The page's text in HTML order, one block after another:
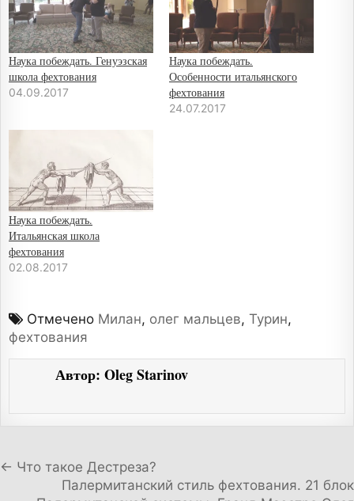
Наука побеждать. Генуэзская
школа фехтования
04.09.2017
Наука побеждать.
Особенности итальянского
фехтования
24.07.2017
Наука побеждать.
Итальянская школа
фехтования
02.08.2017
Отмечено Милан, олег мальцев, Турин,
фехтования
Автор:Oleg Starinov
Навигация по записям
← Что такое Дестреза?
Палермитанский стиль фехтования. 21 блок